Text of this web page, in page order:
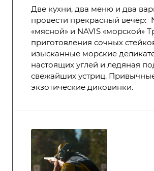
Две кухни, два меню и два
провести прекрасный вечер:
«мясной» и NAVIS «морской»
приготовления сочных
изысканные морские
настоящих углей и ледяная
свежайших устриц.
экзотические диковинки.